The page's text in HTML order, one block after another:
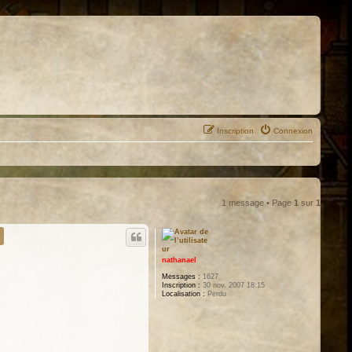
Connexion
Inscription
1 message • Page 1 sur 1
nathanael
Messages : 1627
Inscription : 30 nov. 2007 18:15
Localisation : Perdu